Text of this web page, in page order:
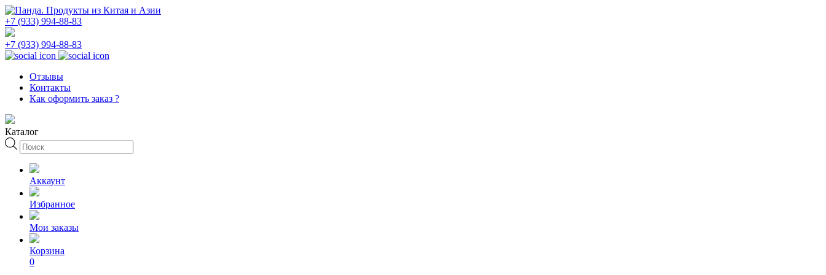
+7 (933) 994-88-83
+7 (933) 994-88-83
Отзывы
Контакты
Как оформить заказ ?
Каталог
Поиск
товаров
Аккаунт
Избранное
Мои заказы
Корзина
0